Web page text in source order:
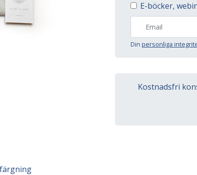
E-böcker,
Din personliga
Kostnadsfri